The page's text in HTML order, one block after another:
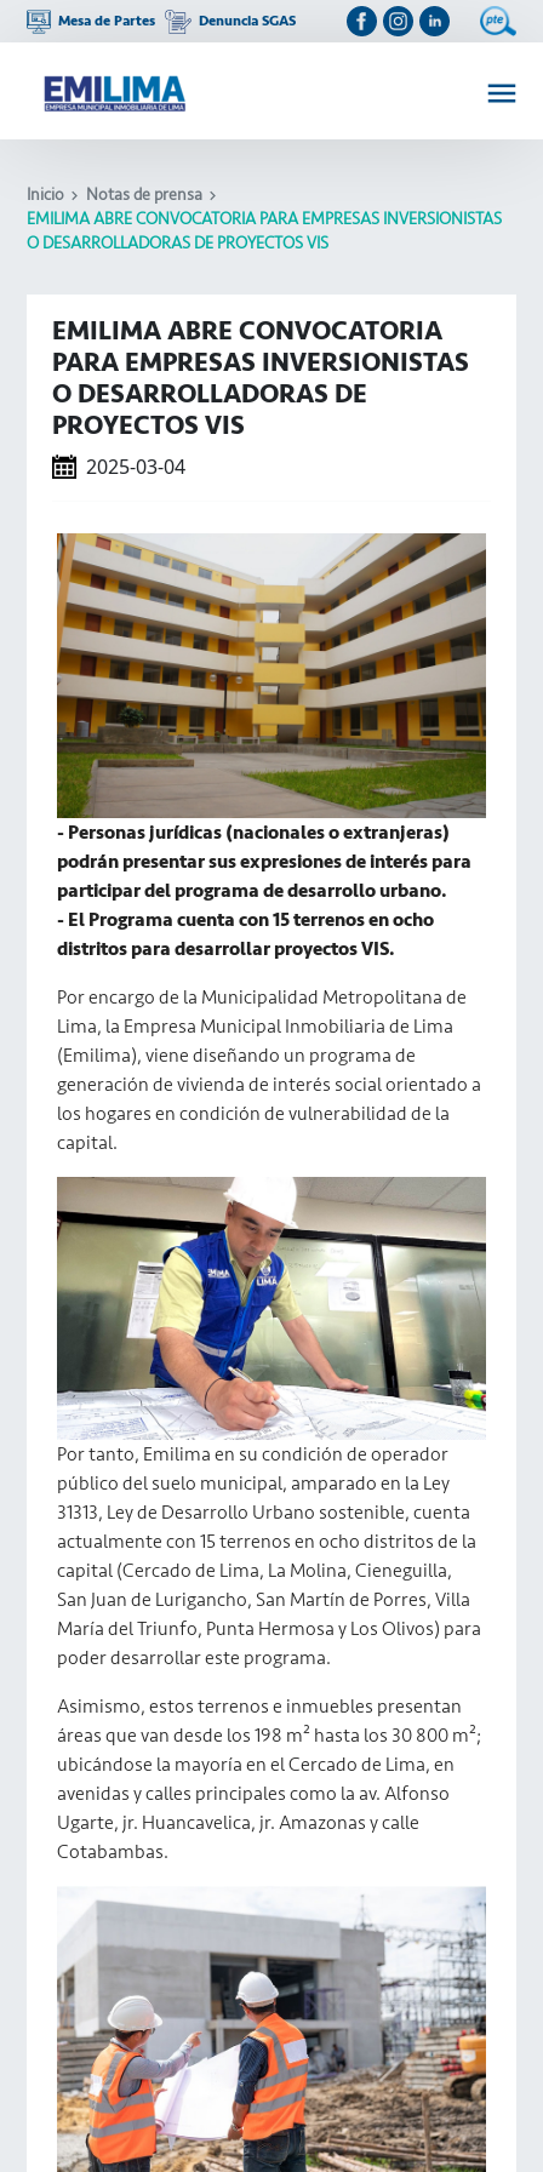
Mesa de Partes Denuncia SGAS
Inicio
Notas de prensa
EMILIMA ABRE CONVOCATORIA PARA EMPRESAS INVERSIONISTAS
O DESARROLLADORAS DE PROYECTOS VIS
EMILIMA ABRE CONVOCATORIA
PARA EMPRESAS INVERSIONISTAS
O DESARROLLADORAS DE
PROYECTOS VIS
2025-03-04
- Personas jurídicas (nacionales o extranjeras)
podrán presentar sus expresiones de interés para
participar del programa de desarrollo urbano.
- El Programa cuenta con 15 terrenos en ocho
distritos para desarrollar proyectos VIS.
Por encargo de la Municipalidad Metropolitana de
Lima, la Empresa Municipal Inmobiliaria de Lima
(Emilima), viene diseñando un programa de
generación de vivienda de interés social orientado a
los hogares en condición de vulnerabilidad de la
capital.
Por tanto, Emilima en su condición de operador
público del suelo municipal, amparado en la Ley
31313, Ley de Desarrollo Urbano sostenible, cuenta
actualmente con 15 terrenos en ocho distritos de la
capital (Cercado de Lima, La Molina, Cieneguilla,
San Juan de Lurigancho, San Martín de Porres, Villa
María del Triunfo, Punta Hermosa y Los Olivos) para
poder desarrollar este programa.
Asimismo, estos terrenos e inmuebles presentan
áreas que van desde los 198 m² hasta los 30 800 m²;
ubicándose la mayoría en el Cercado de Lima, en
avenidas y calles principales como la av. Alfonso
Ugarte, jr. Huancavelica, jr. Amazonas y calle
Cotabambas.